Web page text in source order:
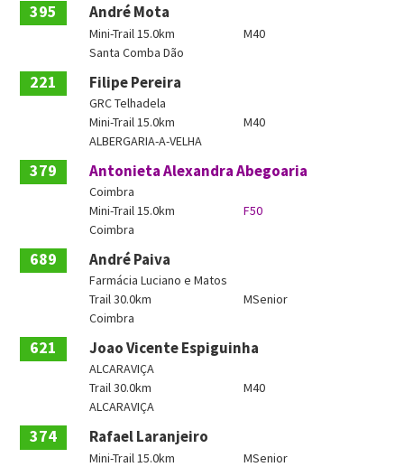
395 André Mota
Mini-Trail 15.0km
M40
Santa Comba Dão
221 Filipe Pereira
GRC Telhadela
Mini-Trail 15.0km
M40
ALBERGARIA-A-VELHA
379 Antonieta Alexandra Abegoaria
Coimbra
Mini-Trail 15.0km
F50
Coimbra
689 André Paiva
Farmácia Luciano e Matos
Trail 30.0km
MSenior
Coimbra
621 Joao Vicente Espiguinha
ALCARAVIÇA
Trail 30.0km
M40
ALCARAVIÇA
374 Rafael Laranjeiro
Mini-Trail 15.0km
MSenior